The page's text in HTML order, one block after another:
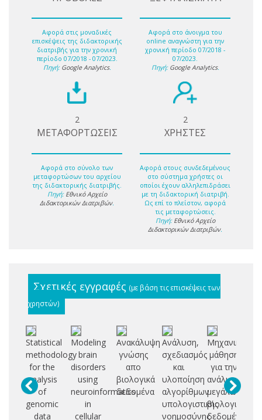
Αφορά στις μοναδικές
επισκέψεις της διδακτορικής
διατριβής για την χρονική
περίοδο 07/2018 - 07/2023.
Πηγή: Google Analytics.
Αφορά στο άνοιγμα του
online αναγνώστη για την
χρονική περίοδο 07/2018 -
07/2023.
Πηγή: Google Analytics.
2
ΜΕΤΑΦΟΡΤΩΣΕΙΣ
Αφορά στο σύνολο των
μεταφορτώσων του αρχείου
της διδακτορικής διατριβής.
Πηγή: Εθνικό Αρχείο
Διδακτορικών Διατριβών.
2
ΧΡΗΣΤΕΣ
Αφορά στους συνδεδεμένους
στο σύστημα χρήστες οι
οποίοι έχουν αλληλεπιδράσει
με τη διδακτορική διατριβή.
Ως επί το πλείστον, αφορά
τις μεταφορτώσεις.
Πηγή: Εθνικό Αρχείο
Διδακτορικών Διατριβών.
Σχετικές εγγραφές (με βάση τις επισκέψεις των
χρηστών)
Statistical
methodology
for the
analysis
of
genomic
data
Modeling
brain
disorders
using
neuroinformatics
in
cellular
Ανακάλυψη
γνώσης
απο
βιολογικά
δεδομένα
Ανάλυση,
σχεδιασμός
και
υλοποίηση
αλγορίθμων
υπολογιστικής
νοημοσύνης
Μηχανική
μάθηση
για την
ανάλυση
μεγάλων
βιολογικών
δεδομένων